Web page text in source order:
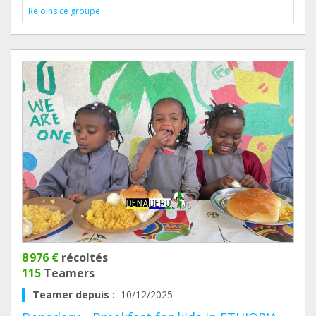
Rejoins ce groupe
8 976 € récoltés
115 Teamers
Teamer depuis : 10/12/2025